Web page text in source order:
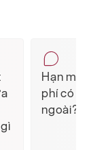
Hạn
phí có
ngoài?